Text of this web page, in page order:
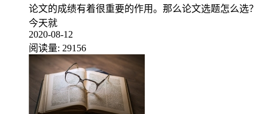
论文的成绩有着很重要的作用。那么论文选题怎么选？
今天就
2020-08-12
阅读量: 29156